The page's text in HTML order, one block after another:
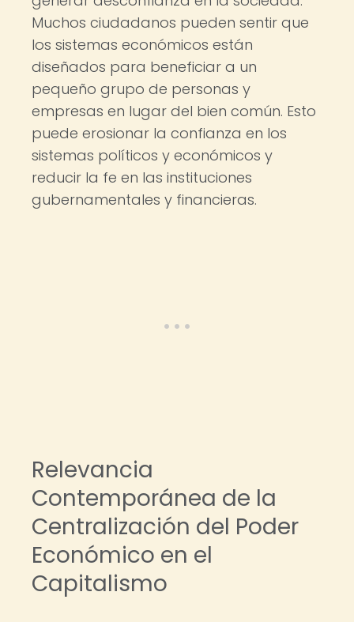
Muchos ciudadanos pueden sentir que
los sistemas económicos están
diseñados para beneficiar a un
pequeño grupo de personas y
empresas en lugar del bien común. Esto
puede erosionar la confianza en los
sistemas políticos y económicos y
reducir la fe en las instituciones
gubernamentales y financieras.
Relevancia
Contemporánea de la
Centralización del Poder
Económico en el
Capitalismo